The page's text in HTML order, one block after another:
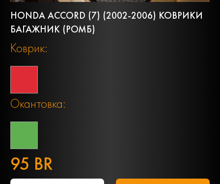
HONDA ACCORD (7) (2002-2006) КОВРИКИ
БАГАЖНИК (РОМБ)
Коврик:
Окантовка:
95 BR